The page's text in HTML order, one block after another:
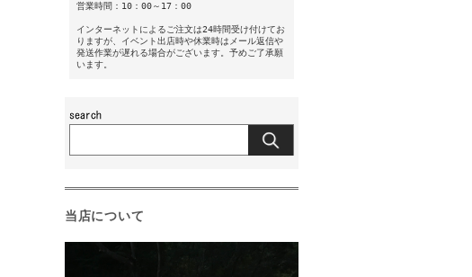
営業時間：10：00～17：00
インターネットによるご注文は24時間受け付けてお
りますが、イベント出店時や休業時はメール返信や
発送作業が遅れる場合がございます。予めご了承願
います。
当店について